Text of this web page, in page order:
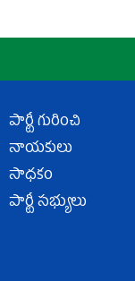
పార్టీ గురించి
నాయకులు
సాధకం
పార్టీ సభ్యులు